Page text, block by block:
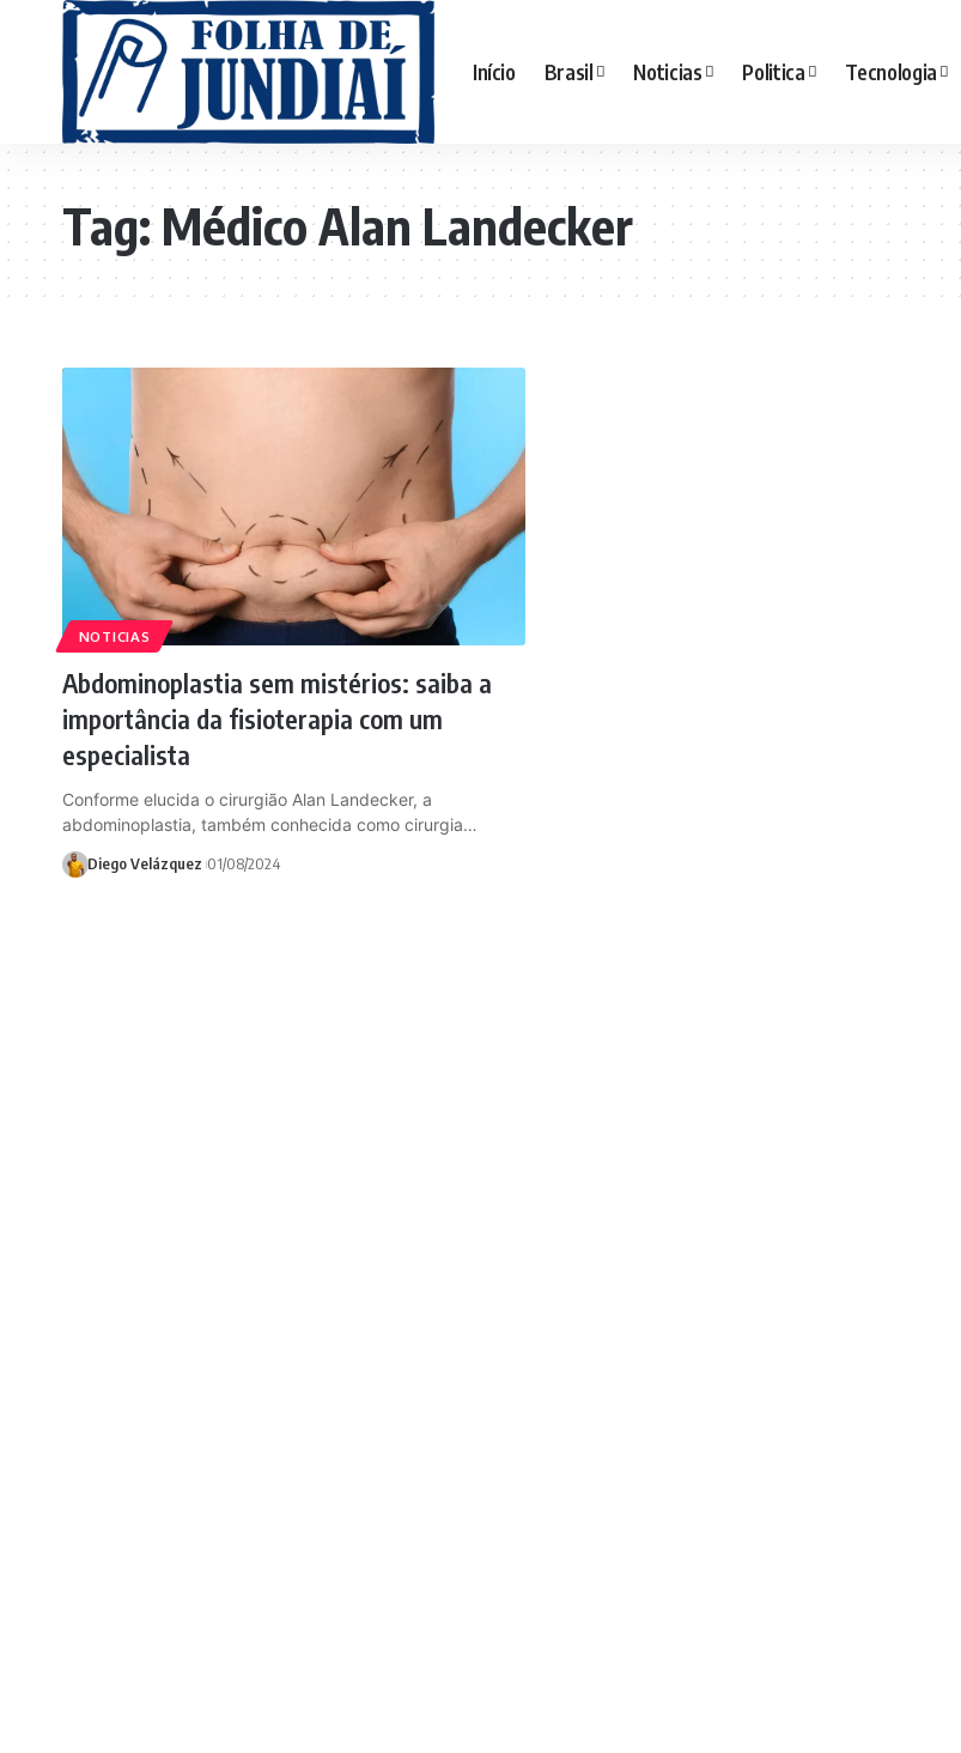
Início Brasil Noticias Politica Tecnologia
Tag:Médico Alan Landecker
NOTICIAS
Abdominoplastia sem mistérios: saiba a
importância da fisioterapia com um
especialista
Conforme elucida o cirurgião Alan Landecker, a
abdominoplastia, também conhecida como cirurgia…
Diego Velázquez 01/08/2024